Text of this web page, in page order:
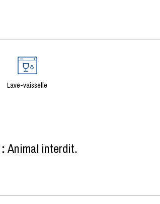
Lave-vaisselle
: Animal interdit